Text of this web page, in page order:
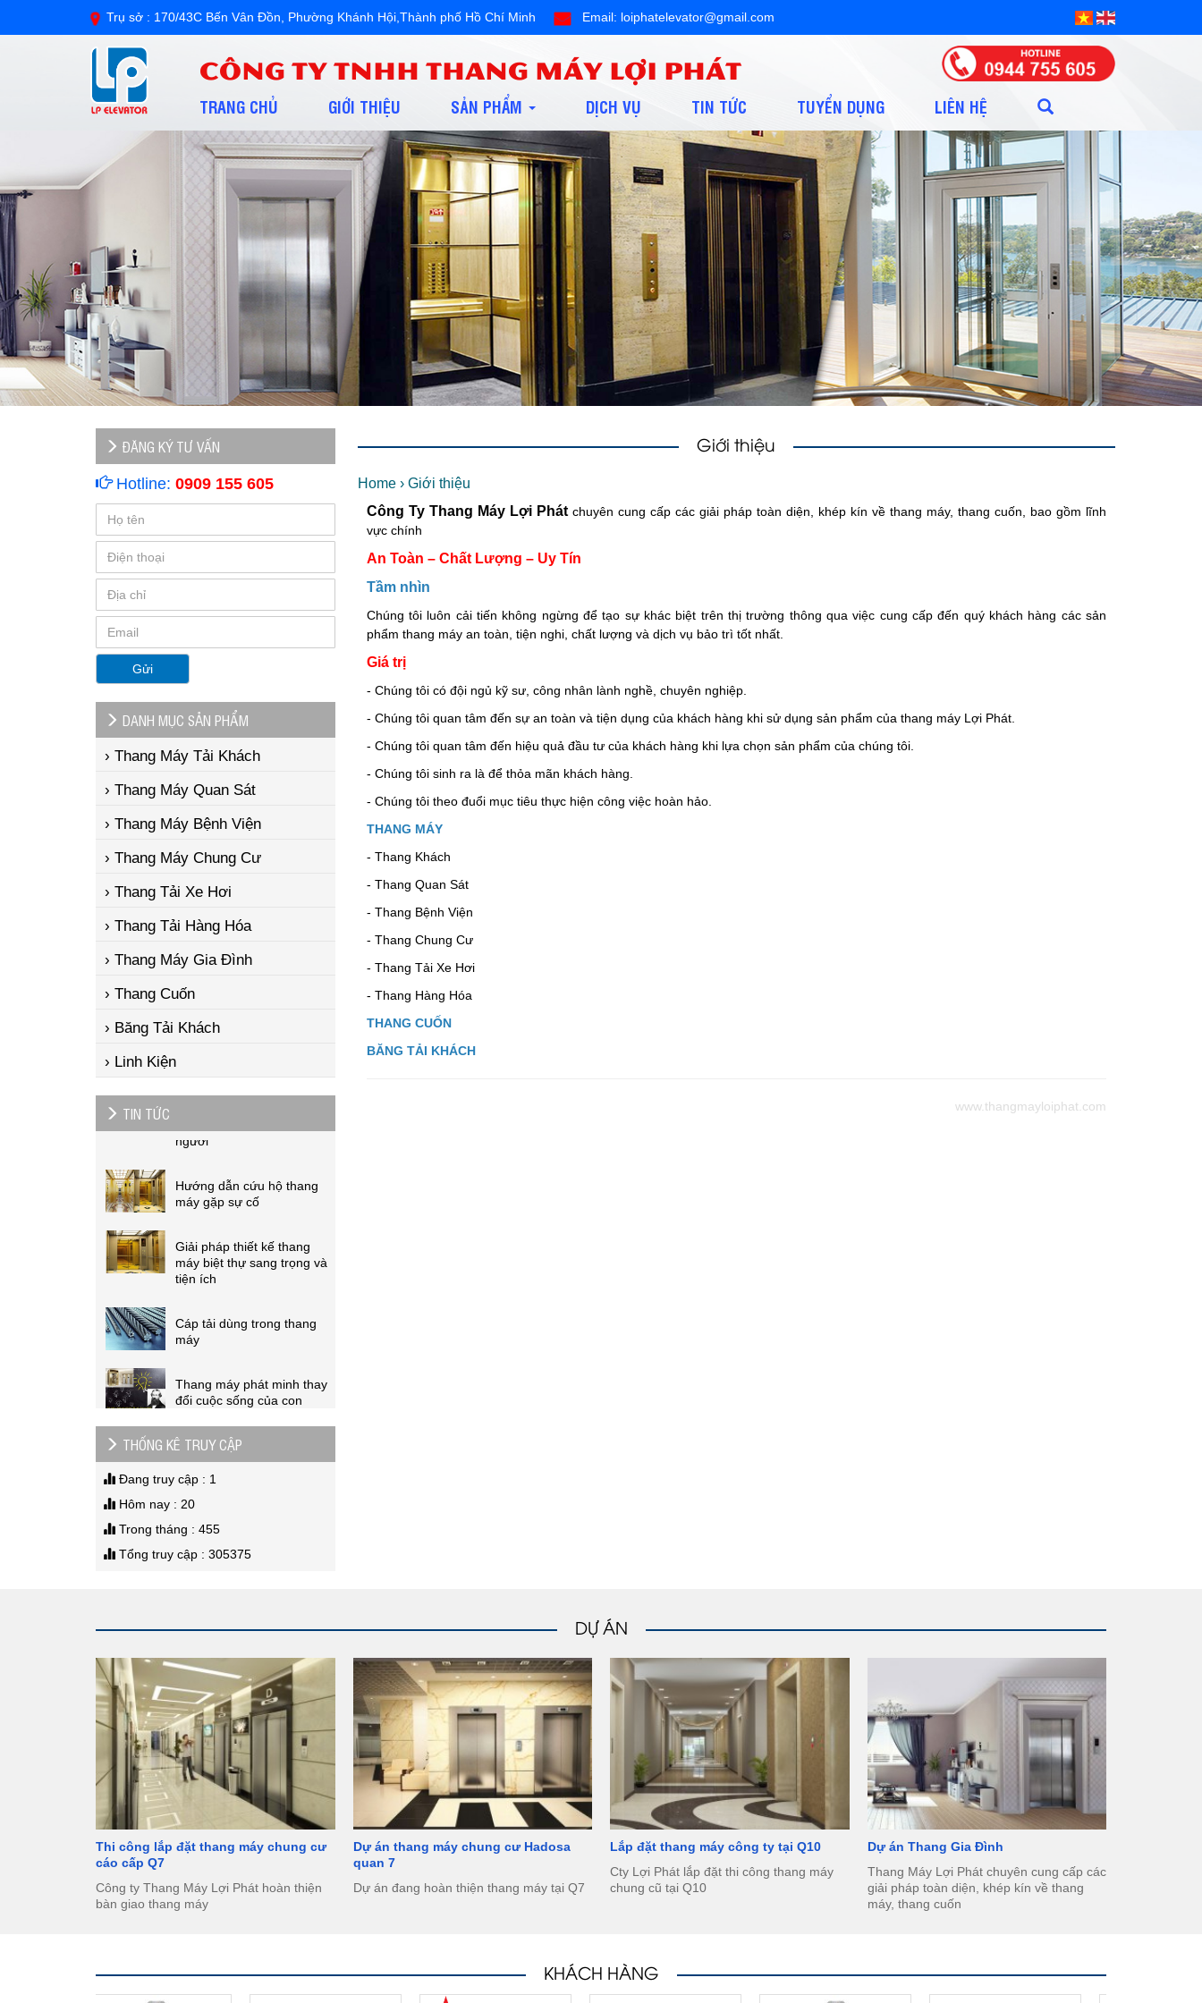
Trụ sở : 170/43C Bến Vân Đồn, Phường Khánh Hội,Thành phố Hồ Chí Minh Email: loiphatelevator@gmail.com
CÔNG TY TNHH THANG MÁY LỢI PHÁT
TRANG CHỦ GIỚI THIỆU SẢN PHẨM DỊCH VỤ TIN TỨC TUYỂN DỤNG LIÊN HỆ
ĐĂNG KÝ TƯ VẤN
Hotline: 0909 155 605
Gửi
DANH MỤC SẢN PHẨM
› Thang Máy Tải Khách
› Thang Máy Quan Sát
› Thang Máy Bệnh Viện
› Thang Máy Chung Cư
› Thang Tải Xe Hơi
› Thang Tải Hàng Hóa
› Thang Máy Gia Đình
› Thang Cuốn
› Băng Tải Khách
› Linh Kiện
TIN TỨC
máy biệt thự sang trọng và
Cáp tải dùng trong thang
máy gặp sự cố
máy biệt thự sang trọng và
tiện ích
máy
đổi cuộc sống của con
người
Hướng dẫn cứu hộ thang
máy gặp sự cố
THỐNG KÊ TRUY CẬP
Đang truy cập : 1
Hôm nay : 20
Trong tháng : 455
Tổng truy cập : 305375
Giới thiệu
Home› Giới thiệu
Công Ty Thang Máy Lợi Phátchuyên cung cấp các giải pháp toàn diện, khép kín về thang máy, thang cuốn, bao gồm lĩnh
vực chính
An Toàn – Chất Lượng – Uy Tín
Tầm nhìn
Chúng tôi luôn cải tiến không ngừng để tạo sự khác biệt trên thị trường thông qua việc cung cấp đến quý khách hàng các sản
phẩm thang máy an toàn, tiện nghi, chất lượng và dịch vụ bảo trì tốt nhất.
Giá trị
- Chúng tôi có đội ngủ kỹ sư, công nhân lành nghề, chuyên nghiệp.
- Chúng tôi quan tâm đến sự an toàn và tiện dụng của khách hàng khi sử dụng sản phẩm của thang máy Lợi Phát.
- Chúng tôi quan tâm đến hiệu quả đầu tư của khách hàng khi lựa chọn sản phẩm của chúng tôi.
- Chúng tôi sinh ra là để thỏa mãn khách hàng.
- Chúng tôi theo đuổi mục tiêu thực hiện công việc hoàn hảo.
THANG MÁY
- Thang Khách
- Thang Quan Sát
- Thang Bệnh Viện
- Thang Chung Cư
- Thang Tải Xe Hơi
- Thang Hàng Hóa
THANG CUỐN
BĂNG TẢI KHÁCH
www.thangmayloiphat.com
DỰ ÁN
Thi công lắp đặt thang máy chung cư
cáo cấp Q7
Công ty Thang Máy Lợi Phát hoàn thiện
bàn giao thang máy
Dự án thang máy chung cư Hadosa
quan 7
Dự án đang hoàn thiện thang máy tại Q7
Lắp đặt thang máy công ty tại Q10
Cty Lợi Phát lắp đặt thi công thang máy
chung cũ tại Q10
Dự án Thang Gia Đình
Thang Máy Lợi Phát chuyên cung cấp các
giải pháp toàn diện, khép kín về thang
máy, thang cuốn
KHÁCH HÀNG